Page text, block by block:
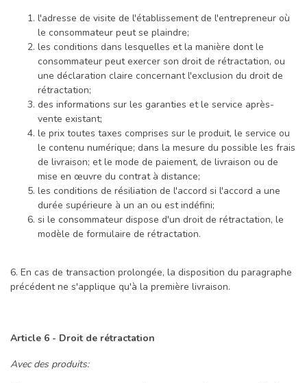
l'adresse de visite de l'établissement de l'entrepreneur où
le consommateur peut se plaindre;
les conditions dans lesquelles et la manière dont le
consommateur peut exercer son droit de rétractation, ou
une déclaration claire concernant l'exclusion du droit de
rétractation;
des informations sur les garanties et le service après-
vente existant;
le prix toutes taxes comprises sur le produit, le service ou
le contenu numérique; dans la mesure du possible les frais
de livraison; et le mode de paiement, de livraison ou de
mise en œuvre du contrat à distance;
les conditions de résiliation de l'accord si l'accord a une
durée supérieure à un an ou est indéfini;
si le consommateur dispose d'un droit de rétractation, le
modèle de formulaire de rétractation.
6. En cas de transaction prolongée, la disposition du paragraphe
précédent ne s'applique qu'à la première livraison.
Article 6 - Droit de rétractation
Avec des produits: